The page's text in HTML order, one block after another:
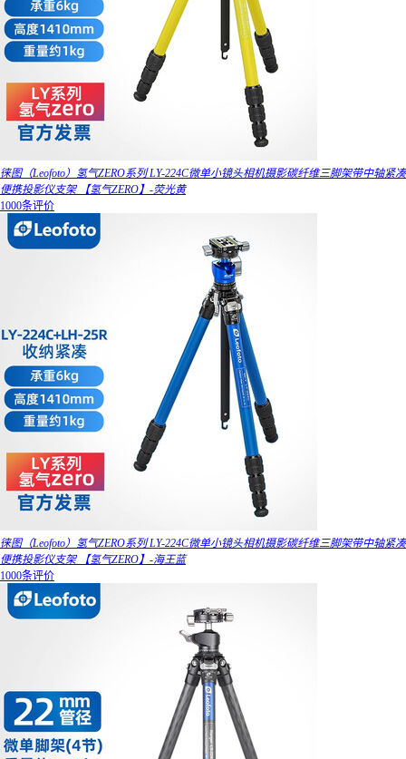
徕图（Leofoto）氢气ZERO系列 LY-224C微单小镜头相机摄影碳纤维三脚架带中轴紧凑
便携投影仪支架 【氢气ZERO】-荧光黄
1000条评价
徕图（Leofoto）氢气ZERO系列 LY-224C微单小镜头相机摄影碳纤维三脚架带中轴紧凑
便携投影仪支架 【氢气ZERO】-海王蓝
1000条评价